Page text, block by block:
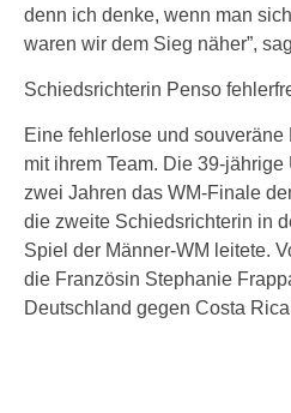
denn ich denke, wenn man
waren wir dem Sieg näher”,
Schiedsrichterin Penso
Eine fehlerlose und souveräne
mit ihrem Team. Die 39-
zwei Jahren das WM-Finale
die zweite Schiedsrichterin in
Spiel der Männer-WM leitete.
die Französin Stephanie
Deutschland gegen Costa